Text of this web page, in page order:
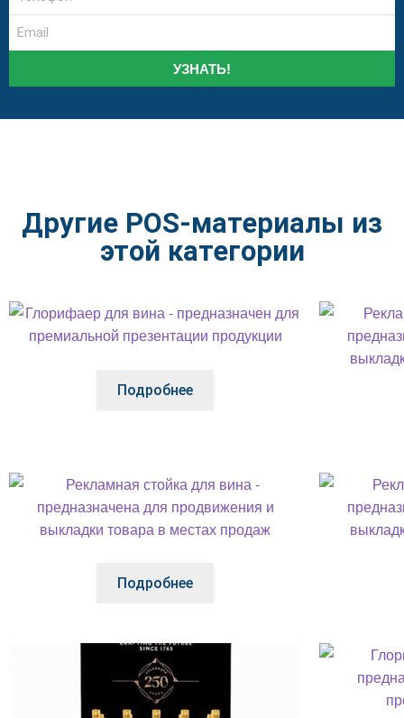
УЗНАТЬ!
Другие POS-материалы из
этой категории
Подробнее
Подробнее